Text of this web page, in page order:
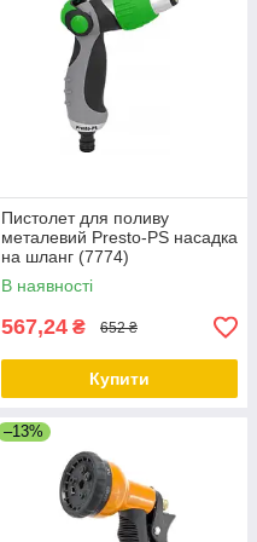
Пистолет для поливу
металевий Presto-PS насадка
на шланг (7774)
В наявності
567,24 ₴ 652 ₴
Купити
–13%